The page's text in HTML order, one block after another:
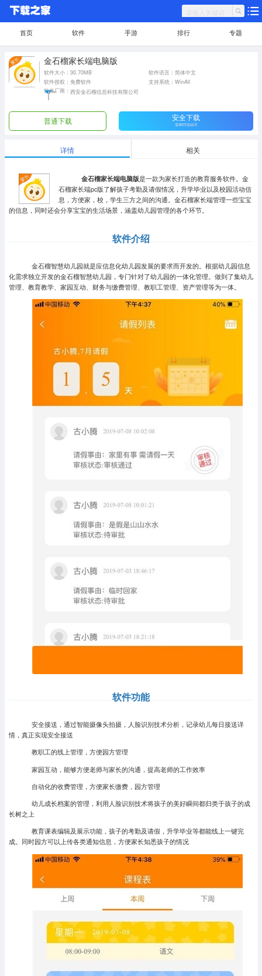
首页 软件 手游 排行 专题
金石榴家长端电脑版
软件大小：30.70MB
软件语言：简体中文
软件授权：免费软件
支持系统：WinAll
软件厂商： 西安金石榴信息科技有限公司
普通下载 安全下载
需360手机助手
详情 相关
金石榴家长端电脑版是一款为家长打造的教育服务软件。金
石榴家长端pc版了解孩子考勤及请假情况，升学毕业以及校园活动信
息，方便家，校，学生三方之间的沟通。金石榴家长端管理一些宝宝
的信息，同时还会分享宝宝的生活场景，涵盖幼儿园管理的各个环节。
软件介绍
金石榴智慧幼儿园就是应信息化幼儿园发展的要求而开发的。根据幼儿园信息
化需求独立开发的金石榴智慧幼儿园，专门针对了幼儿园的一体化管理。做到了集幼儿
管理、教育教学、家园互动、财务与缴费管理、教职工管理、资产管理等为一体。
软件功能
安全接送，通过智能摄像头拍摄，人脸识别技术分析，记录幼儿每日接送详
情，真正实现安全接送
教职工的线上管理，方便园方管理
家园互动，能够方便老师与家长的沟通，提高老师的工作效率
自动化的收费管理，方便家长缴费，园方管理
幼儿成长档案的管理，利用人脸识别技术将孩子的美好瞬间都归类于孩子的成
长树之上
教育课表编辑及展示功能，孩子的考勤及请假，升学毕业等都能线上一键完
成。同时园方可以上传各类通知信息，方便家长知悉孩子的情况